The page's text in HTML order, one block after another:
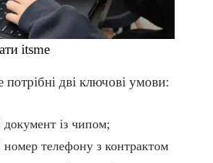
itsme
потрібні дві ключові умови:
документ із чипом;
номер телефону з контрактом